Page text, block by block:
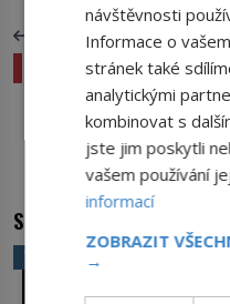
PŘEDCHOZÍ ČLÁNEK
Kde hledat
V boji o hrad
SOUVISEJÍCÍ ČLÁNKY
VĚDA A TECHNIKA
návštěvnosti
Informace o
stránek také
analytickými
kombinovat s
jste jim poskytli
vašem používání
informací
ZOBRAZIT
→